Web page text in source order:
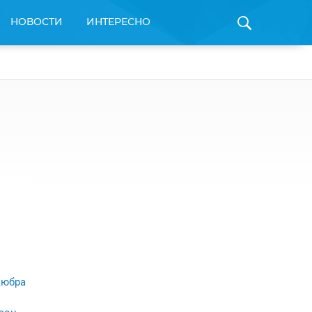
НОВОСТИ ИНТЕРЕСНО